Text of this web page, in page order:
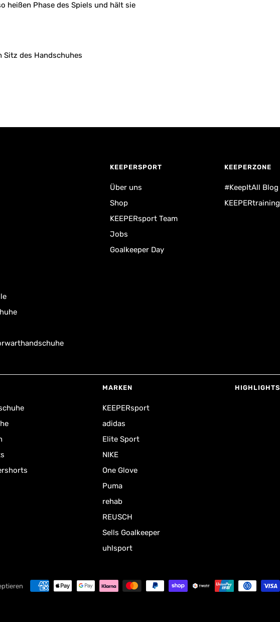
heißen Phase des Spiels und hält sie
des Handschuhes
KEEPERSPORT
Über uns
Shop
KEEPERsport Team
Jobs
Goalkeeper Day
KEEPERZONE
#KeepItAll Blog
KEEPERtraining
MARKEN
KEEPERsport
adidas
Elite Sport
NIKE
One Glove
Puma
rehab
REUSCH
Sells Goalkeeper
uhlsport
HIGHLIGHTS